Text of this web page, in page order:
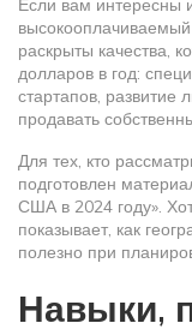
Если вам интересны
раскрыты качества,
долларов в год:
стартапов, развитие
продавать
Для тех, кто
подготовлен
США в 2024 году».
показывает, как
полезно при
Навыки,